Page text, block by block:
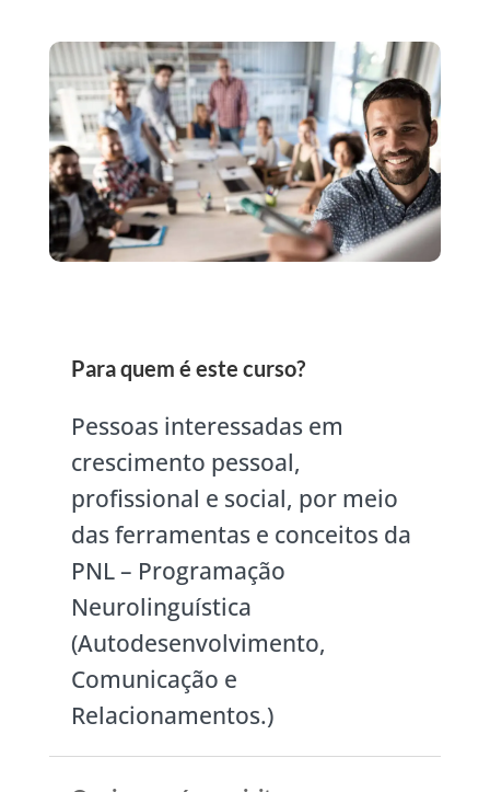
Para quem é este curso?
Pessoas interessadas em
crescimento pessoal,
profissional e social, por meio
das ferramentas e conceitos da
PNL – Programação
Neurolinguística
(Autodesenvolvimento,
Comunicação e
Relacionamentos.)